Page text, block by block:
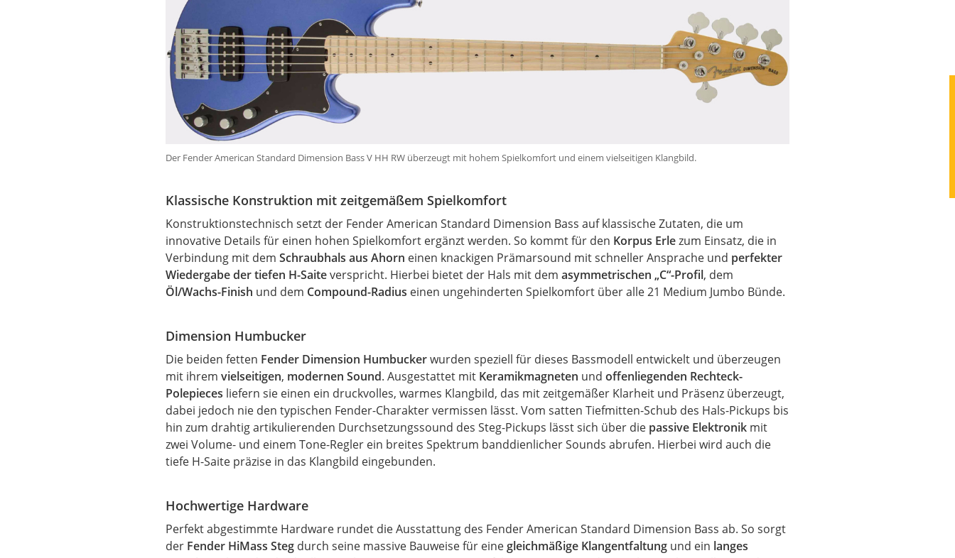
Der Fender American Standard Dimension Bass V HH RW überzeugt mit hohem Spielkomfort und einem vielseitigen Klangbild.
Klassische Konstruktion mit zeitgemäßem Spielkomfort
Konstruktionstechnisch setzt der Fender American Standard Dimension Bass auf klassische Zutaten, die um
innovative Details für einen hohen Spielkomfort ergänzt werden. So kommt für den Korpus Erlezum Einsatz, die in
Verbindung mit demSchraubhals aus Ahorn einen knackigen Prämarsound mit schneller Ansprache und perfekter
Wiedergabe der tiefen H-Saiteverspricht. Hierbei bietet der Hals mit demasymmetrischen „C“-Profil, dem
Öl/Wachs-Finish und dem Compound-Radius einen ungehinderten Spielkomfort über alle 21 Medium Jumbo Bünde.
Dimension Humbucker
Die beiden fetten Fender Dimension Humbuckerwurden speziell für dieses Bassmodell entwickelt und überzeugen
mit ihremvielseitigen, modernen Sound. Ausgestattet mit Keramikmagneten undoffenliegenden Rechteck-
Polepieces liefern sie einen ein druckvolles, warmes Klangbild, das mit zeitgemäßer Klarheit und Präsenz überzeugt,
dabei jedoch nie den typischen Fender-Charakter vermissen lässt. Vom satten Tiefmitten-Schub des Hals-Pickups bis
hin zum drahtig artikulierenden Durchsetzungssound des Steg-Pickups lässt sich über die passive Elektronik mit
zwei Volume- und einem Tone-Regler ein breites Spektrum banddienlicher Sounds abrufen. Hierbei wird auch die
tiefe H-Saite präzise in das Klangbild eingebunden.
Hochwertige Hardware
Perfekt abgestimmte Hardware rundet die Ausstattung des Fender American Standard Dimension Bass ab. So sorgt
der Fender HiMass Steg durch seine massive Bauweise für einegleichmäßige Klangentfaltung und ein langes